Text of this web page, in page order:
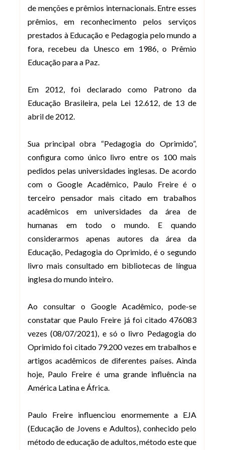
de menções e prêmios internacionais. Entre esses
prêmios, em reconhecimento pelos serviços
prestados à Educação e Pedagogia pelo mundo a
fora, recebeu da Unesco em 1986, o Prêmio
Educação para a Paz.
Em 2012, foi declarado como Patrono da
Educação Brasileira, pela Lei 12.612, de 13 de
abril de 2012.
Sua principal obra “Pedagogia do Oprimido”,
configura como único livro entre os 100 mais
pedidos pelas universidades inglesas. De acordo
com o Google Acadêmico, Paulo Freire é o
terceiro pensador mais citado em trabalhos
acadêmicos em universidades da área de
humanas em todo o mundo. E quando
considerarmos apenas autores da área da
Educação, Pedagogia do Oprimido, é o segundo
livro mais consultado em bibliotecas de língua
inglesa do mundo inteiro.
Ao consultar o Google Acadêmico, pode-se
constatar que Paulo Freire já foi citado 476083
vezes (08/07/2021), e só o livro Pedagogia do
Oprimido foi citado 79.200 vezes em trabalhos e
artigos acadêmicos de diferentes países. Ainda
hoje, Paulo Freire é uma grande influência na
América Latina e África.
Paulo Freire influenciou enormemente a EJA
(Educação de Jovens e Adultos), conhecido pelo
método de educação de adultos, método este que